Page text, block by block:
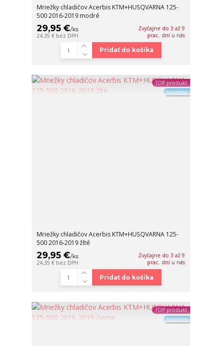
Mriežky chladičov Acerbis KTM+HUSQVARNA 125-
500 2016-2019 modré
29,95 €/ks
24,35 € bez DPH
Zvyčajne do 3 až 9
prac. dní u nás
Pridať do košíka
TOP produkt
Novinka
Mriežky chladičov Acerbis KTM+HUSQVARNA 125-
500 2016-2019 žlté
29,95 €/ks
24,35 € bez DPH
Zvyčajne do 3 až 9
prac. dní u nás
Pridať do košíka
TOP produkt
Novinka